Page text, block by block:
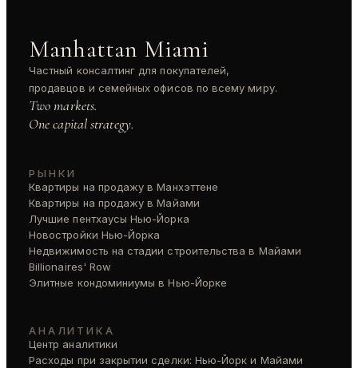
Manhattan Miami
Частный консалтинг для покупателей,
продавцов и семейных офисов по всему миру.
Two markets.
One capital strategy.
РЫНКИ
Квартиры на продажу в Манхэттене
Квартиры на продажу в Майами
Лучшие пентхаусы Нью-Йорка
Новостройки Нью-Йорка
Недвижимость на стадии строительства в Майами
Billionaires' Row
Элитные кондоминиумы в Нью-Йорке
АНАЛИТИКА
Центр аналитики
Расходы при закрытии сделки: Нью-Йорк и Майами